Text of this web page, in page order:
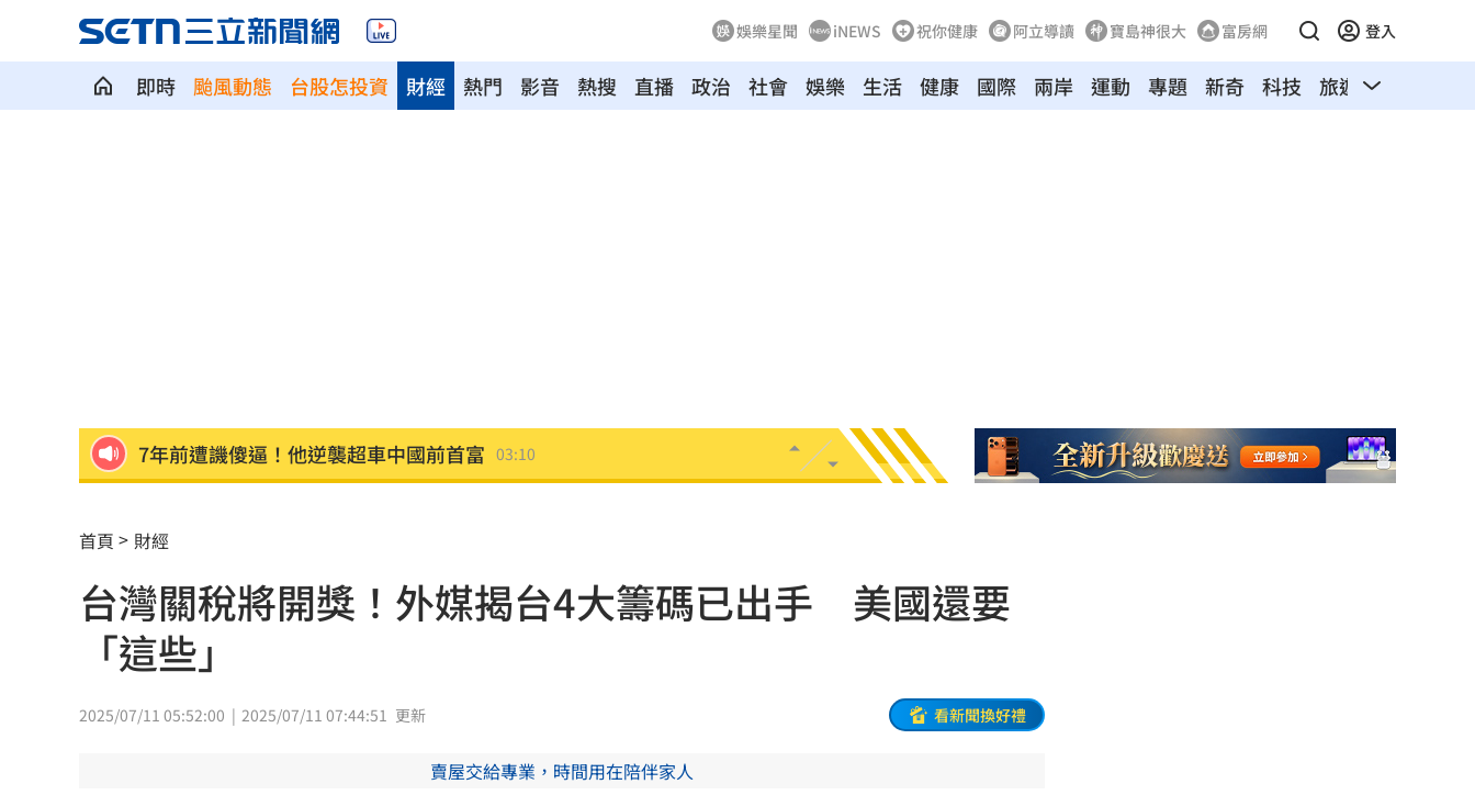
娛樂星聞 iNEWS 祝你健康 阿立導讀 寶島神很大 富房網 登入
即時 颱風動態 台股怎投資 熱門 影音 熱搜 直播 政治 社會 娛樂 生活 健康 國際 兩岸 運動
財經 專題 新奇 科技 旅遊 汽車
7年前遭譏傻逼！他逆襲超車中國前首富 03:10
記憶體產能全被大廠包下 驚人漲價潮來襲
北美訂單補爆 聯發科小金雞EPS至27.12元 02:30
AI和你讀的不同！實測《時代》驚揭1真相
首頁 財經
台灣關稅將開獎！外媒揭台4大籌碼已出手 美國還要
「這些」
2025/07/11 05:52:00 2025/07/11 07:44:51 更新 看新聞換好禮
賣屋交給專業，時間用在陪伴家人